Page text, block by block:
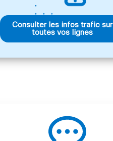
Consulter les infos trafic sur
toutes vos lignes